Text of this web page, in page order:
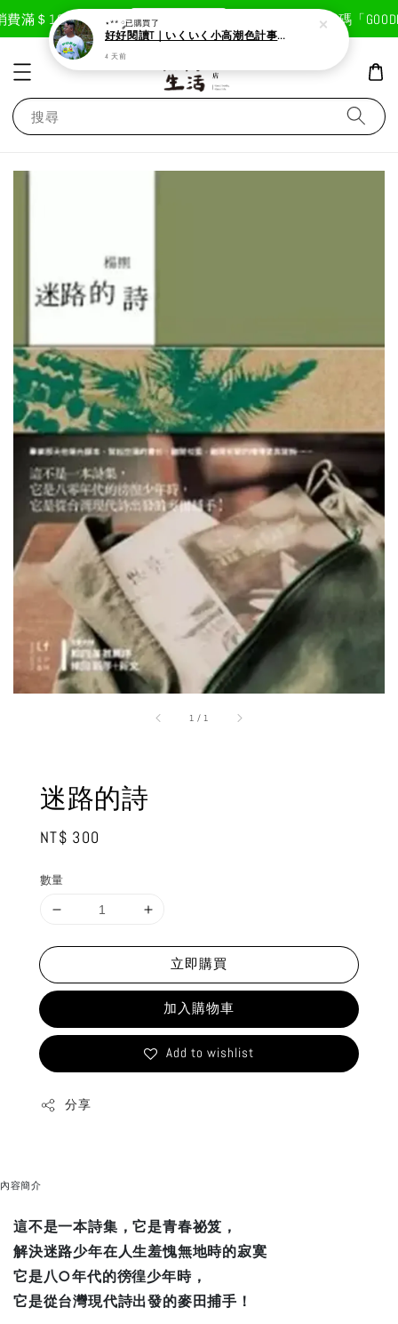
滿＄1800免運費 現在去購物！ 首次註冊輸入折扣碼「
搜尋
1 / 1
迷路的詩
Regular
NT$ 300
數量
立即購買
加入購物車
Add to wishlist
分享
內容簡介
這不是一本詩集，它是青春祕笈，
解決迷路少年在人生羞愧無地時的寂寞
它是八○年代的徬徨少年時，
它是從台灣現代詩出發的麥田捕手！
⋆** ༘已購買了
好好閱讀T｜いくいく小高潮色計事務所X好好生活書店聯名款
4 天前